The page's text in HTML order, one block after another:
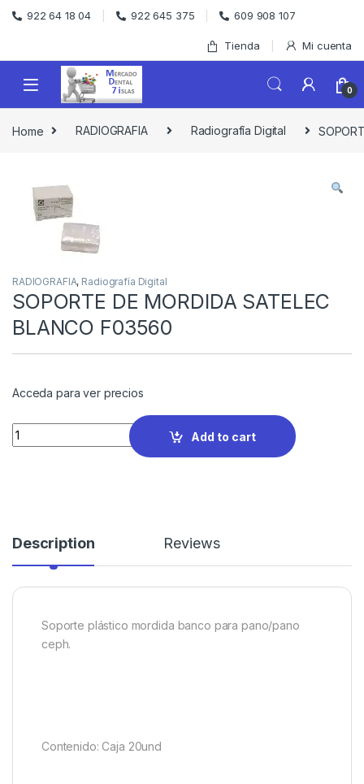
Skip to navigation
Skip to content
922 64 18 04 922 645 375 609 908 107
Tienda Mi cuenta
0
Home RADIOGRAFIA Radiografía Digital
RADIOGRAFIA, Radiografía Digital
SOPORTE DE MORDIDA SATELEC
BLANCO F03560
Acceda para ver precios
Quantity
Add to cart
Description Reviews
Soporte plástico mordida banco para pano/pano
ceph.
Contenido: Caja 20und